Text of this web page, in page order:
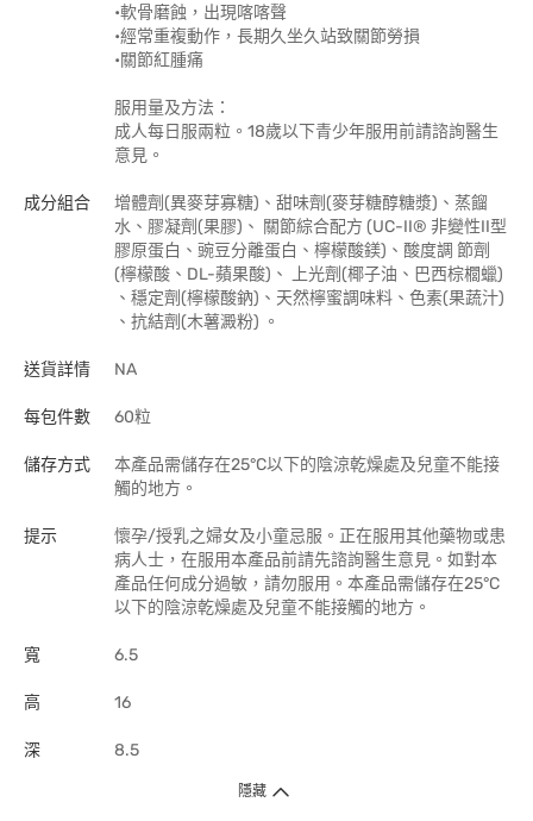
•軟骨磨蝕，出現喀喀聲
•經常重複動作，長期久坐久站致關節勞損
•關節紅腫痛
服用量及方法：
成人每日服兩粒。18歲以下青少年服用前請諮詢醫生
意見。
成分組合
增體劑(異麥芽寡糖)、甜味劑(麥芽糖醇糖漿)、蒸餾
水、膠凝劑(果膠)、 關節綜合配方 (UC-II® 非變性II型
膠原蛋白、豌豆分離蛋白、檸檬酸鎂)、酸度調 節劑
(檸檬酸、DL-蘋果酸)、 上光劑(椰子油、巴西棕櫚蠟)
、穩定劑(檸檬酸鈉)、天然檸蜜調味料、色素(果蔬汁)
、抗結劑(木薯澱粉) 。
送貨詳情 NA
每包件數 60粒
儲存方式
本產品需儲存在25°C以下的陰涼乾燥處及兒童不能接
觸的地方。
提示
懷孕/授乳之婦女及小童忌服。正在服用其他藥物或患
病人士，在服用本產品前請先諮詢醫生意見。如對本
產品任何成分過敏，請勿服用。本產品需儲存在25°C
以下的陰涼乾燥處及兒童不能接觸的地方。
寬 6.5
高 16
深 8.5
隱藏